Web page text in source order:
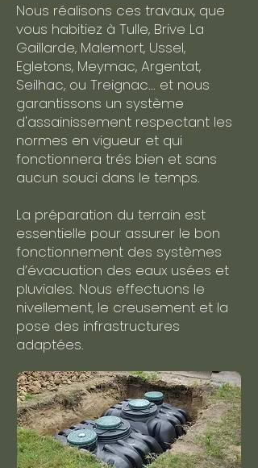
Nous réalisons ces travaux, que
vous habitiez à Tulle, Brive La
Gaillarde, Malemort, Ussel,
Egletons, Meymac, Argentat,
Seilhac, ou Treignac... et nous
garantissons un système
d'assainissement respectant les
normes en vigueur et qui
fonctionnera trés bien et sans
aucun souci dans le temps.
La préparation du terrain est
essentielle pour assurer le bon
fonctionnement des systèmes
d’évacuation des eaux usées et
pluviales. Nous effectuons le
nivellement, le creusement et la
pose des infrastructures
adaptées.